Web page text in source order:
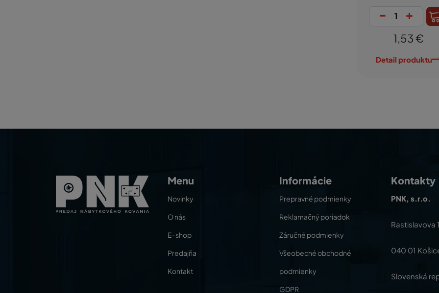
- +
1,53 €
Detail produktu
Menu
Novinky
O nás
E-shop
Predajňa
Kontakt
Informácie
Prepravné podmienky
Reklamačný poriadok
Záručné podmienky
Všeobecné obchodné
podmienky
GDPR
Kontakty
PNK, s.r.o.
Rastislavova
040 01
Slovenská